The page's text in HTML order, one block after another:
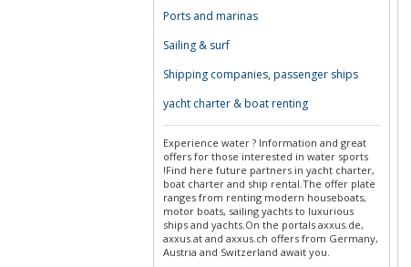
Ports and marinas
Sailing & surf
Shipping companies, passenger ships
yacht charter & boat renting
Experience water ? Information and great
offers for those interested in water sports
!Find here future partners in yacht charter,
boat charter and ship rental.The offer plate
ranges from renting modern houseboats,
motor boats, sailing yachts to luxurious
ships and yachts.On the portals axxus.de,
axxus.at and axxus.ch offers from Germany,
Austria and Switzerland await you.